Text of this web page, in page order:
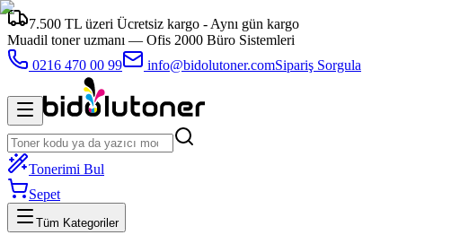
7.500 TL üzeri Ücretsiz kargo - Aynı gün kargo
Muadil toner uzmanı — Ofis 2000 Büro Sistemleri
0216 470 00 99
info@bidolutoner.comSipariş Sorgula
Tonerimi Bul
Sepet
Tüm Kategoriler